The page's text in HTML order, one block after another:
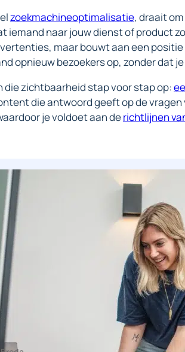
zoekmachineoptimalisatie, draait
iemand naar jouw dienst of product
maar bouwt aan een
opnieuw bezoekers op, zonder dat
die zichtbaarheid stap voor stap op:
die antwoord geeft op de vragen
je voldoet aan derichtlijnen